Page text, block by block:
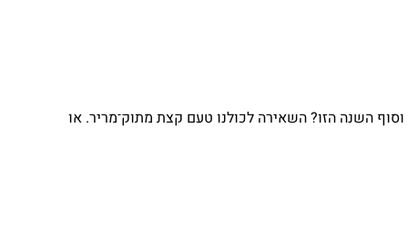
השנה הזו? השאירה לכולנו טעם קצת מתוק־מריר. או